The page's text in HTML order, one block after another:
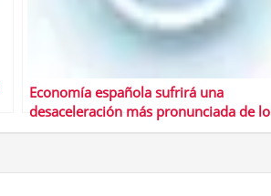
Economía española sufrirá una
desaceleración más pronunciada de lo
esperado